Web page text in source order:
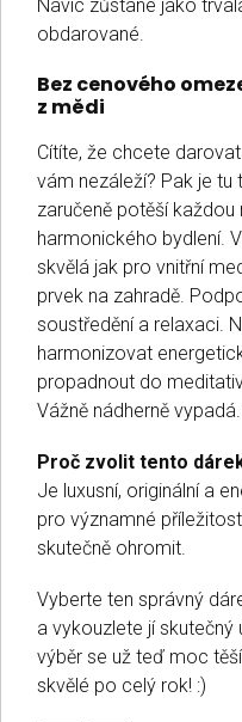
Navíc zůstane jako
obdarované.
Bez cenového
z mědi
Cítíte, že chcete
vám nezáleží? Pak je tu
zaručeně potěší
harmonického bydlení.
skvělá jak pro vnitřní
prvek na zahradě.
soustředění a relaxaci.
harmonizovat
propadnout do
Vážně nádherně
Proč zvolit tento
Je luxusní, originální a
pro významné
skutečně ohromit.
Vyberte ten správný
a vykouzlete jí skutečný
výběr se už teď moc
skvělé po celý rok! :)